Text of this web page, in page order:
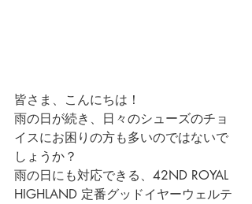
皆さま、こんにちは！
雨の日が続き、日々のシューズのチョ
イスにお困りの方も多いのではないで
しょうか？
雨の日にも対応できる、42ND ROYAL
HIGHLAND 定番グッドイヤーウェルテ